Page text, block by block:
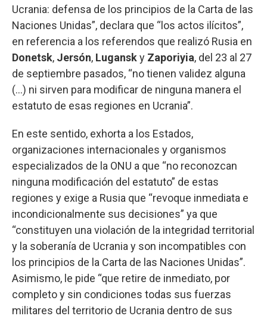
Ucrania: defensa de los principios de la Carta de las
Naciones Unidas”, declara que “los actos ilícitos”,
en referencia a los referendos que realizó Rusia en
Donetsk, Jersón, Lugansky Zaporiyia, del 23 al 27
de septiembre pasados, “no tienen validez alguna
(...) ni sirven para modificar de ninguna manera el
estatuto de esas regiones en Ucrania”.
En este sentido, exhorta a los Estados,
organizaciones internacionales y organismos
especializados de la ONU a que “no reconozcan
ninguna modificación del estatuto” de estas
regiones y exige a Rusia que “revoque inmediata e
incondicionalmente sus decisiones” ya que
“constituyen una violación de la integridad territorial
y la soberanía de Ucrania y son incompatibles con
los principios de la Carta de las Naciones Unidas”.
Asimismo, le pide “que retire de inmediato, por
completo y sin condiciones todas sus fuerzas
militares del territorio de Ucrania dentro de sus